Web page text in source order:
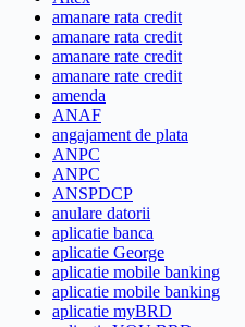
amanare rata credit
amanare rata credit
amanare rate credit
amanare rate credit
amenda
ANAF
angajament de plata
ANPC
ANPC
ANSPDCP
anulare datorii
aplicatie banca
aplicatie George
aplicatie mobile banking
aplicatie mobile banking
aplicatie myBRD